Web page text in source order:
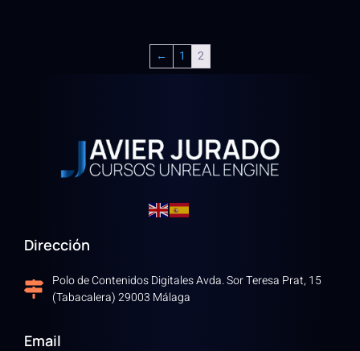
← 1 2
Dirección
Polo de Contenidos Digitales Avda. Sor Teresa Prat, 15
(Tabacalera) 29003 Málaga
Email